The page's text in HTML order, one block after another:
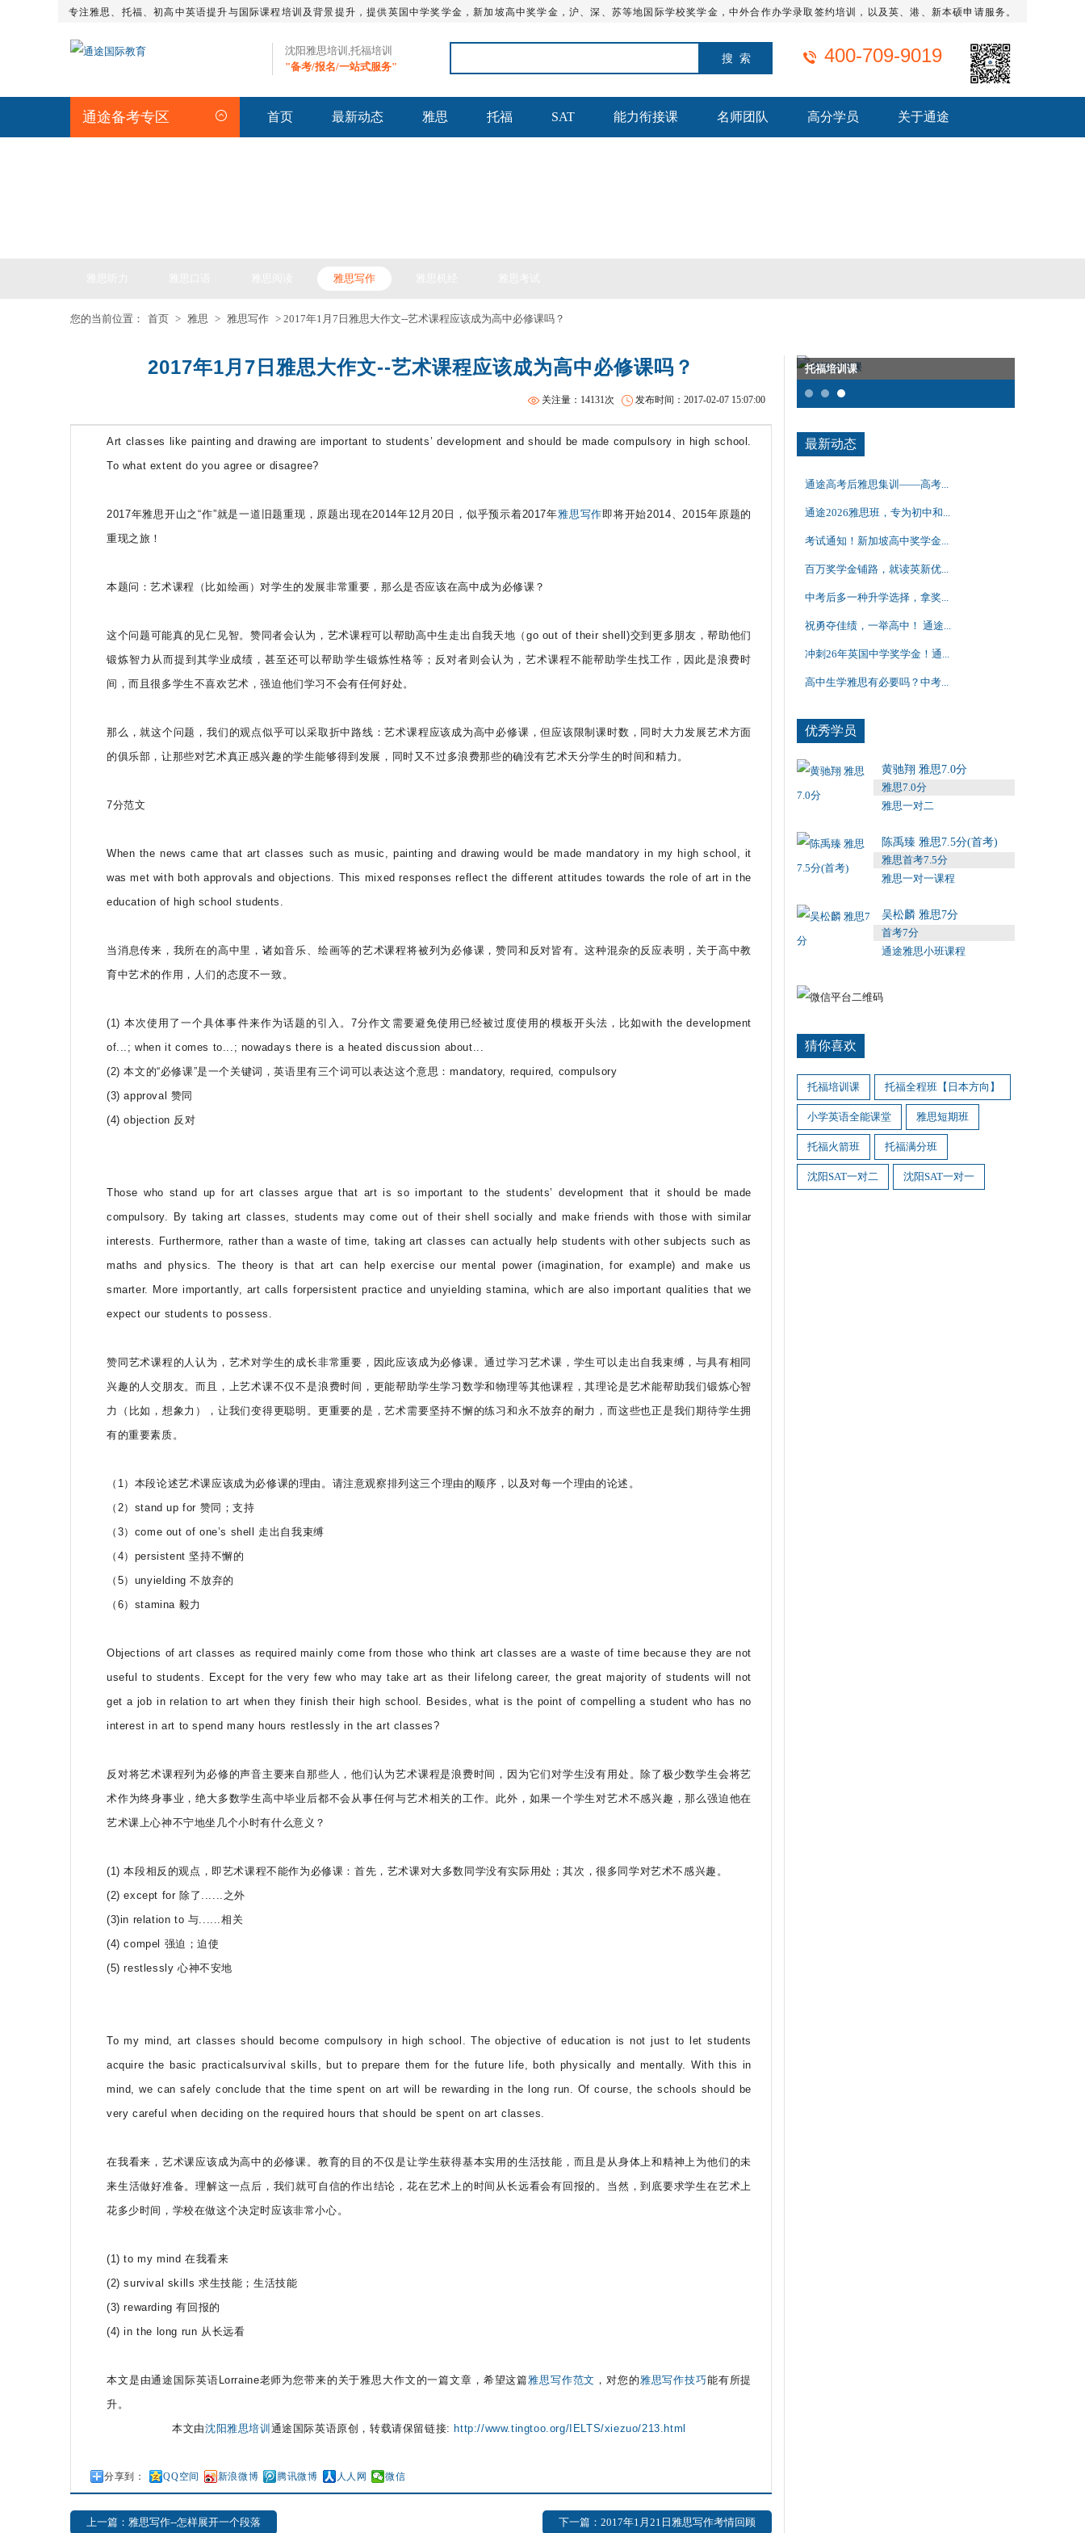
专注雅思、托福、初高中英语提升与国际课程培训及背景提升，提供英国中学奖学金，新加坡高中奖学金，沪、深、苏等地国际学校奖学金，中外合作办学录取签约培训，以及英、港、新本硕申请服务。
沈阳雅思培训,托福培训
"备考/报名/一站式服务"
400-709-9019
通途备考专区 首页 最新动态 雅思 托福 SAT 能力衔接课 名师团队 高分学员 关于通途
雅思写作
您的当前位置： 首页 > 雅思 > 雅思写作 > 2017年1月7日雅思大作文--艺术课程应该成为高中必修课吗？
2017年1月7日雅思大作文--艺术课程应该成为高中必修课吗？
发布时间：2017-02-07 15:07:00
关注量：14131次
Art classes like painting and drawing are important to students’ development and should be made compulsory in high school.
To what extent do you agree or disagree?
2017年雅思开山之“作”就是一道旧题重现，原题出现在2014年12月20日，似乎预示着2017年雅思写作即将开始2014、2015年原题的
重现之旅！
本题问：艺术课程（比如绘画）对学生的发展非常重要，那么是否应该在高中成为必修课？
这个问题可能真的见仁见智。赞同者会认为，艺术课程可以帮助高中生走出自我天地（go out of their shell)交到更多朋友，帮助他们
锻炼智力从而提到其学业成绩，甚至还可以帮助学生锻炼性格等；反对者则会认为，艺术课程不能帮助学生找工作，因此是浪费时
间，而且很多学生不喜欢艺术，强迫他们学习不会有任何好处。
那么，就这个问题，我们的观点似乎可以采取折中路线：艺术课程应该成为高中必修课，但应该限制课时数，同时大力发展艺术方面
的俱乐部，让那些对艺术真正感兴趣的学生能够得到发展，同时又不过多浪费那些的确没有艺术天分学生的时间和精力。
7分范文
When the news came that art classes such as music, painting and drawing would be made mandatory in my high school, it
was met with both approvals and objections. This mixed responses reflect the different attitudes towards the role of art in the
education of high school students.
当消息传来，我所在的高中里，诸如音乐、绘画等的艺术课程将被列为必修课，赞同和反对皆有。这种混杂的反应表明，关于高中教
育中艺术的作用，人们的态度不一致。
(1) 本次使用了一个具体事件来作为话题的引入。7分作文需要避免使用已经被过度使用的模板开头法，比如with the development
of...; when it comes to...; nowadays there is a heated discussion about...
(2) 本文的“必修课”是一个关键词，英语里有三个词可以表达这个意思：mandatory, required, compulsory
(3) approval 赞同
(4) objection 反对
Those who stand up for art classes argue that art is so important to the students’ development that it should be made
compulsory. By taking art classes, students may come out of their shell socially and make friends with those with similar
interests. Furthermore, rather than a waste of time, taking art classes can actually help students with other subjects such as
maths and physics. The theory is that art can help exercise our mental power (imagination, for example) and make us
smarter. More importantly, art calls forpersistent practice and unyielding stamina, which are also important qualities that we
expect our students to possess.
赞同艺术课程的人认为，艺术对学生的成长非常重要，因此应该成为必修课。通过学习艺术课，学生可以走出自我束缚，与具有相同
兴趣的人交朋友。而且，上艺术课不仅不是浪费时间，更能帮助学生学习数学和物理等其他课程，其理论是艺术能帮助我们锻炼心智
力（比如，想象力），让我们变得更聪明。更重要的是，艺术需要坚持不懈的练习和永不放弃的耐力，而这些也正是我们期待学生拥
有的重要素质。
（1）本段论述艺术课应该成为必修课的理由。请注意观察排列这三个理由的顺序，以及对每一个理由的论述。
（2）stand up for 赞同；支持
（3）come out of one’s shell 走出自我束缚
（4）persistent 坚持不懈的
（5）unyielding 不放弃的
（6）stamina 毅力
Objections of art classes as required mainly come from those who think art classes are a waste of time because they are not
useful to students. Except for the very few who may take art as their lifelong career, the great majority of students will not
get a job in relation to art when they finish their high school. Besides, what is the point of compelling a student who has no
interest in art to spend many hours restlessly in the art classes?
反对将艺术课程列为必修的声音主要来自那些人，他们认为艺术课程是浪费时间，因为它们对学生没有用处。除了极少数学生会将艺
术作为终身事业，绝大多数学生高中毕业后都不会从事任何与艺术相关的工作。此外，如果一个学生对艺术不感兴趣，那么强迫他在
艺术课上心神不宁地坐几个小时有什么意义？
(1) 本段相反的观点，即艺术课程不能作为必修课：首先，艺术课对大多数同学没有实际用处；其次，很多同学对艺术不感兴趣。
(2) except for 除了......之外
(3)in relation to 与......相关
(4) compel 强迫；迫使
(5) restlessly 心神不安地
To my mind, art classes should become compulsory in high school. The objective of education is not just to let students
acquire the basic practicalsurvival skills, but to prepare them for the future life, both physically and mentally. With this in
mind, we can safely conclude that the time spent on art will be rewarding in the long run. Of course, the schools should be
very careful when deciding on the required hours that should be spent on art classes.
在我看来，艺术课应该成为高中的必修课。教育的目的不仅是让学生获得基本实用的生活技能，而且是从身体上和精神上为他们的未
来生活做好准备。理解这一点后，我们就可自信的作出结论，花在艺术上的时间从长远看会有回报的。当然，到底要求学生在艺术上
花多少时间，学校在做这个决定时应该非常小心。
(1) to my mind 在我看来
(2) survival skills 求生技能；生活技能
(3) rewarding 有回报的
(4) in the long run 从长远看
本文是由通途国际英语Lorraine老师为您带来的关于雅思大作文的一篇文章，希望这篇雅思写作范文 ，对您的雅思写作技巧能有所提
升。
本文由沈阳雅思培训 通途国际英语原创，转载请保留链接: http://www.tingtoo.org/IELTS/xiezuo/213.html
分享到： QQ空间 新浪微博 腾讯微博 人人网 微信
上一篇：雅思写作--怎样展开一个段落 下一篇：2017年1月21日雅思写作考情回顾
托福培训课 托福精品课程 SAT全程班 托福培训课
最新动态
通途高考后雅思集训——高考...
通途2026雅思班，专为初中和...
考试通知！新加坡高中奖学金...
百万奖学金铺路，就读英新优...
中考后多一种升学选择，拿奖...
祝勇夺佳绩，一举高中！ 通途...
冲刺26年英国中学奖学金！通...
高中生学雅思有必要吗？中考...
优秀学员
黄驰翔 雅思7.0分
雅思7.0分
雅思一对二
陈禹臻 雅思7.5分(首考)
雅思首考7.5分
雅思一对一课程
吴松麟 雅思7分
首考7分
通途雅思小班课程
猜你喜欢
托福培训课 托福全程班【日本方向】
小学英语全能课堂 雅思短期班
托福火箭班 托福满分班
沈阳SAT一对二 沈阳SAT一对一